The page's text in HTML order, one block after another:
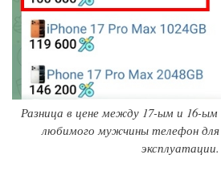
Разница в цене между 17-ым и 16-ым
любимого мужчины телефон
эксплуатации.